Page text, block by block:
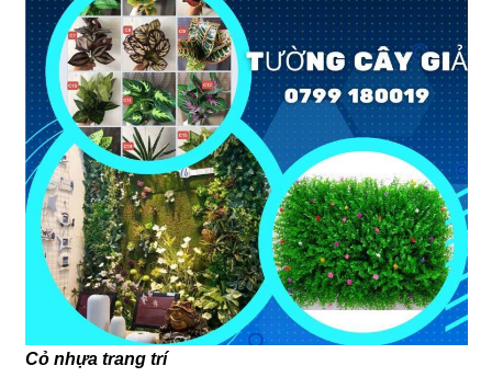
Cỏ nhựa trang trí